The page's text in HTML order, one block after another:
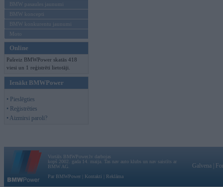
BMW pasaules jaunumi
BMW koncepti
BMW konkurentu jaunumi
Moto
Online
Pašreiz BMWPower skatās 418
viesi un 1 reģistrēti lietotāji.
Ienākt BMWPower
• Pieslēgties
• Reģistrēties
• Aizmirsi paroli?
Vortāls BMWPower.lv darbojas
kopš 2002. gada 14. maija. Tas nav auto klubs un nav saistīts ar
BMW AG.
Par BMWPower
Kontakti Reklāma
Galvena